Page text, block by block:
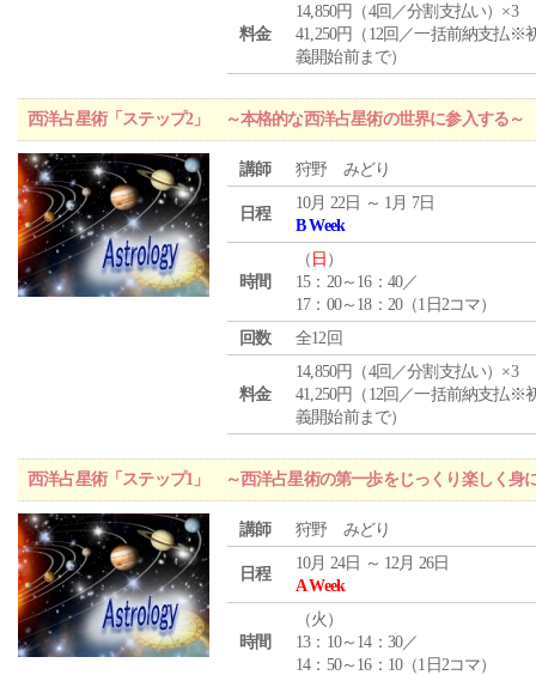
料金
14,850円（4回／分割支払い）×3
41,250円（12回／一括前納支払※
義開始前まで）
西洋占星術「ステップ2」 ～本格的な西洋占星術の世界に参入する～
講師 狩野 みどり
日程
10月 22日 ～ 1月 7日
B Week
時間
（ 日 ）
15：20～16：40／
17：00～18：20（1日2コマ）
回数
全12回
料金
14,850円（4回／分割支払い）×3
41,250円（12回／一括前納支払※
義開始前まで）
西洋占星術「ステップ1」 ～西洋占星術の第一歩をじっくり楽しく身
講師 狩野 みどり
日程
10月 24日 ～ 12月 26日
A Week
時間
（火 ）
13：10～14：30／
14：50～16：10（1日2コマ）